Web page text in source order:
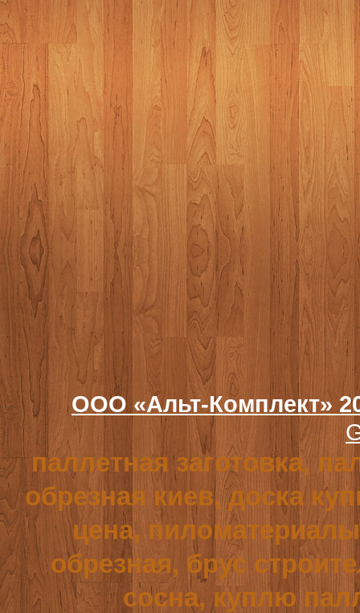
ООО «Альт-Комплект»
паллетная заготовка,
обрезная киев, доска
цена,
обрезная, брус
сосна, куплю